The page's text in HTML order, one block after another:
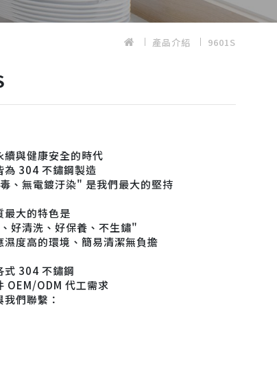
產品介紹 9601S
續與健康安全的時代
為 304 不鏽鋼製造
、無電鍍汙染" 是我們最大的堅持
最大的特色是
好清洗、好保養、不生鏽"
濕度高的環境、簡易清潔無負擔
式 304 不鏽鋼
OEM/ODM 代工需求
們聯繫：